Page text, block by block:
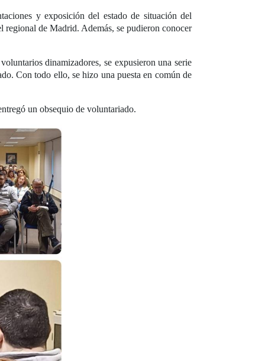
y exposición del estado de situación del
de Madrid. Además, se pudieron conocer
dinamizadores, se expusieron una serie
Con todo ello, se hizo una puesta en común de
un obsequio de voluntariado.